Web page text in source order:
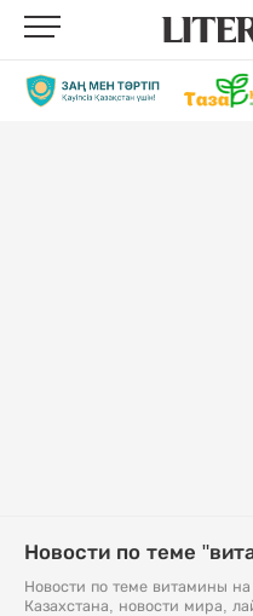
Новости по теме
Новости по теме витамины
Казахстана, новости мира,